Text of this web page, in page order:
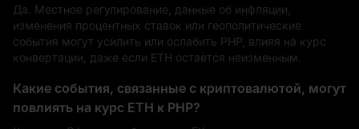
Да. Местное регулирование, данные об инфляции,
изменения процентных ставок или геополитические
события могут усилить или ослабить PHP, влияя на курс
конвертации, даже если ETH остается неизменным.
Какие события, связанные с криптовалютой, могут
повлиять на курс ETH к PHP?